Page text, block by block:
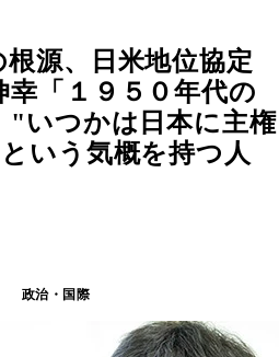
源、日米地位協定
「１９５０年代の
"いつかは日本に主権
いう気概を持つ人
政治・国際